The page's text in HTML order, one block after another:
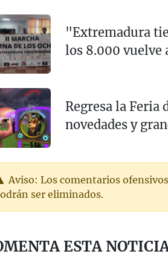
"Extremadura
los 8.000 vuelve
Regresa la Feria
novedades y
Aviso: Los comentarios
ser eliminados.
ESTA